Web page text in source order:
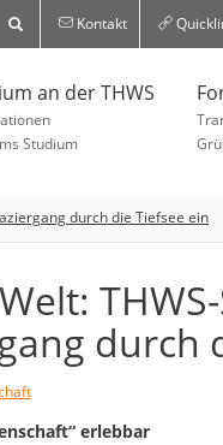
Kontakt
an der THWS
Studium
durch die Tiefsee ein
durch
erlebbar